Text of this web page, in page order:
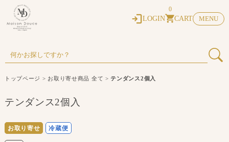
LOGIN CART
0
MENU
トップページ > お取り寄せ商品 全て >テンダンス2個入
テンダンス2個入
お取り寄せ 冷蔵便